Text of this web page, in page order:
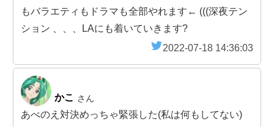
もバラエティもドラマも全部やれます← (((深夜テン
ション 、、、LAにも着いていきます?
2022-07-18 14:36:03
かこ さん
あべのえ対決めっちゃ緊張した(私は何もしてない)